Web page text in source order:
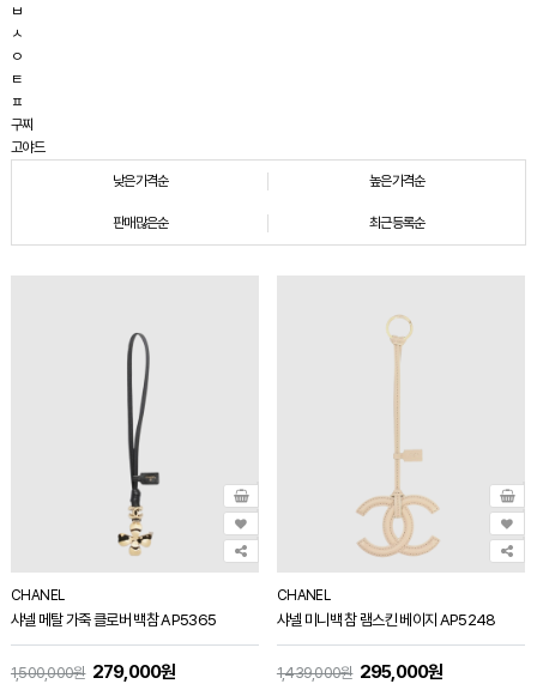
ㅂ
ㅅ
ㅇ
ㅌ
ㅍ
구찌
고야드
낮은가격순
높은가격순
판매많은순 최근등록순
CHANEL
샤넬 메탈 가죽 클로버 백참 AP5365
1,500,000원 279,000원
CHANEL
샤넬 미니백 참 램스킨 베이지 AP5248
1,439,000원 295,000원